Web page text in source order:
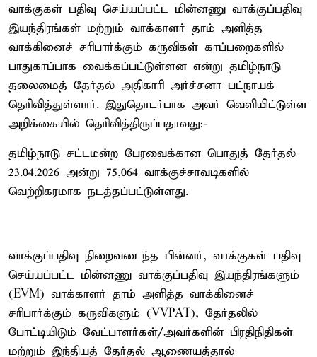
வாக்குகள் பதிவு செய்யப்பட்ட மின்னணு வாக்குப்பதிவு
இயந்திரங்கள் மற்றும் வாக்காளர் தாம் அளித்த
வாக்கினைச் சரிபார்க்கும் கருவிகள் காப்பறைகளில்
பாதுகாப்பாக வைக்கப்பட்டுள்ளன என்று தமிழ்நாடு
தலைமைத் தேர்தல் அதிகாரி அர்ச்சனா பட்நாயக்
தெரிவித்துள்ளார். இதுதொடர்பாக அவர் வெளியிட்டுள்ள
அறிக்கையில் தெரிவித்திருப்பதாவது:-
தமிழ்நாடு சட்டமன்ற பேரவைக்கான பொதுத் தேர்தல்
23.04.2026 அன்று 75,064 வாக்குச்சாவடிகளில்
வெற்றிகரமாக நடத்தப்பட்டுள்ளது.
வாக்குப்பதிவு நிறைவடைந்த பின்னர், வாக்குகள் பதிவு
செய்யப்பட்ட மின்னணு வாக்குப்பதிவு இயந்திரங்களும்
(EVM) வாக்காளர் தாம் அளித்த வாக்கினைச்
சரிபார்க்கும் கருவிகளும் (VVPAT), தேர்தலில்
போட்டியிடும் வேட்பாளர்கள்/அவர்களின் பிரதிநிதிகள்
மற்றும் இந்தியத் தேர்தல் ஆணையத்தால்